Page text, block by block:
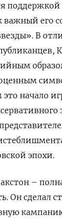
поддержкой
важный его
В
начало
эпохи.
–
Он сделал